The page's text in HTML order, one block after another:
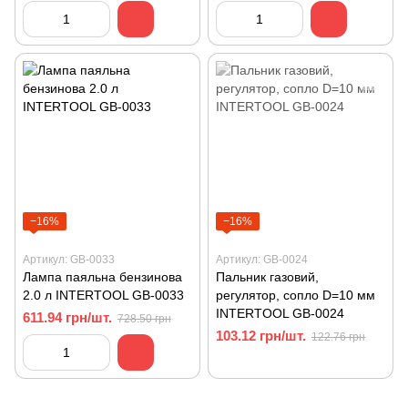
−16%
Артикул: GB-0033
Лампа паяльна бензинова
2.0 л INTERTOOL GB-0033
611.94 грн/шт. 728.50 грн
−16%
Артикул: GB-0024
Пальник газовий,
регулятор, сопло D=10 мм
INTERTOOL GB-0024
103.12 грн/шт. 122.76 грн